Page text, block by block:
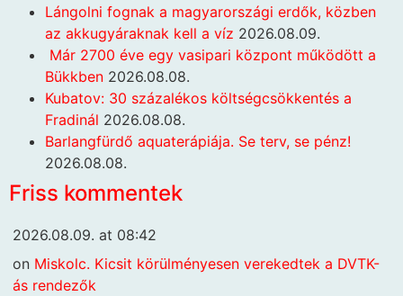
Lángolni fognak a magyarországi erdők, közben
az akkugyáraknak kell a víz 2026.08.09.
Már 2700 éve egy vasipari központ működött a
Bükkben 2026.08.08.
Kubatov: 30 százalékos költségcsökkentés a
Fradinál 2026.08.08.
Barlangfürdő aquaterápiája. Se terv, se pénz!
2026.08.08.
Friss kommentek
2026.08.09. at 08:42
on Miskolc. Kicsit körülményesen verekedtek a DVTK-
ás rendezők